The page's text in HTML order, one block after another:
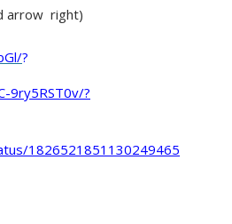
arrow right)
?
9ry5RST0v/?
1826521851130249465